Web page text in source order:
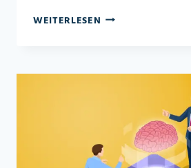
WEITERLESEN AI